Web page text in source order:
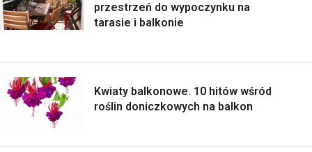
przestrzeń do wypoczynku na
tarasie i balkonie
Kwiaty balkonowe. 10 hitów wśród
roślin doniczkowych na balkon